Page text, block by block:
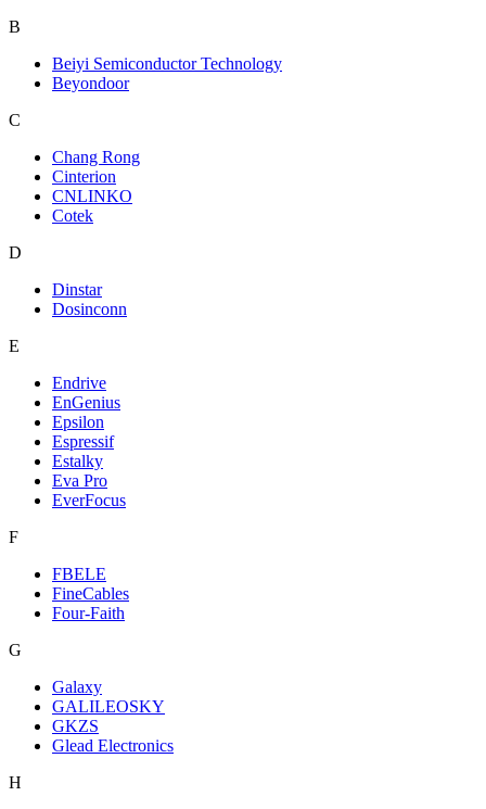
B
Beiyi Semiconductor Technology
Beyondoor
C
Chang Rong
Cinterion
CNLINKO
Cotek
D
Dinstar
Dosinconn
E
Endrive
EnGenius
Epsilon
Espressif
Estalky
Eva Pro
EverFocus
F
FBELE
FineCables
Four-Faith
G
Galaxy
GALILEOSKY
GKZS
Glead Electronics
H